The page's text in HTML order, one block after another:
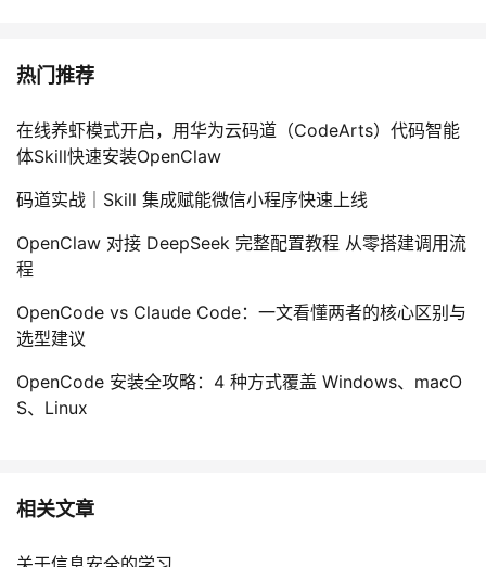
热门推荐
在线养虾模式开启，用华为云码道（CodeArts）代码智能
体Skill快速安装OpenClaw
码道实战｜Skill 集成赋能微信小程序快速上线
OpenClaw 对接 DeepSeek 完整配置教程 从零搭建调用流
程
OpenCode vs Claude Code：一文看懂两者的核心区别与
选型建议
OpenCode 安装全攻略：4 种方式覆盖 Windows、macO
S、Linux
相关文章